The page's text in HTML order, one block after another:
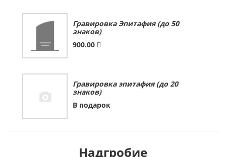
Гравировка Эпитафия (до 50
знаков)
900.00
Гравировка эпитафия (до 20
знаков)
В подарок
Надгробие